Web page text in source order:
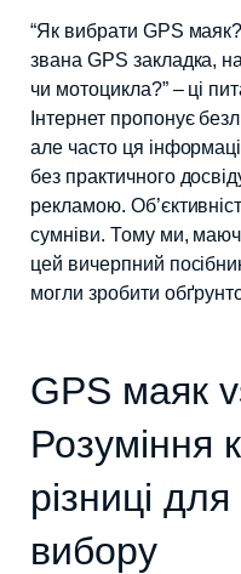
“Як вибрати GPS
звана GPS закладка,
чи мотоцикла?” – ці
Інтернет пропонує
але часто ця
без практичного
рекламою.
сумніви. Тому ми,
цей вичерпний
могли зробити
GPS маяк
Розуміння
різниці
вибору